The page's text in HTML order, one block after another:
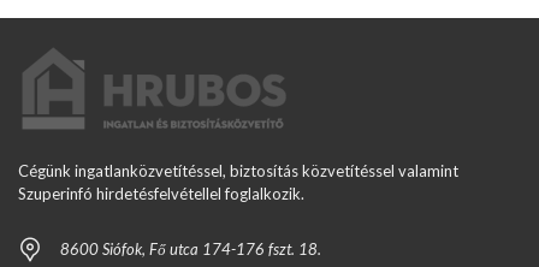
Cégünk ingatlanközvetítéssel, biztosítás közvetítéssel valamint
Szuperinfó hirdetésfelvétellel foglalkozik.
8600 Siófok, Fő utca 174-176 fszt. 18.